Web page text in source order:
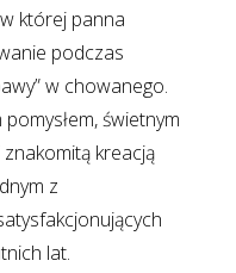
której panna
podczas
w chowanego.
świetnym
kreacją
z
lat.